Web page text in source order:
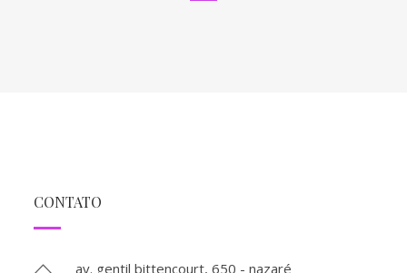
CONTATO
av. gentil bittencourt, 650 - nazaré